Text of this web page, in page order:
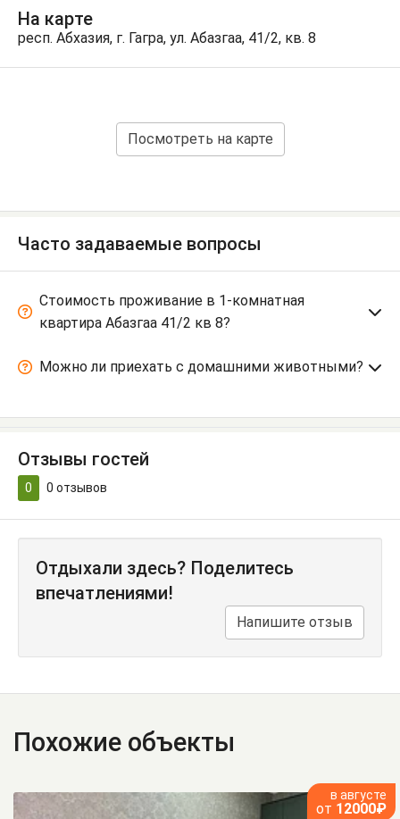
На карте
респ. Абхазия, г. Гагра, ул. Абазгаа, 41/2, кв. 8
Посмотреть на карте
Часто задаваемые вопросы
Стоимость проживание в 1-комнатная
квартира Абазгаа 41/2 кв 8?
Можно ли приехать с домашними животными?
Отзывы гостей
0 0 отзывов
Отдыхали здесь? Поделитесь
впечатлениями!
Напишите отзыв
Похожие объекты
в августе
от 12000₽